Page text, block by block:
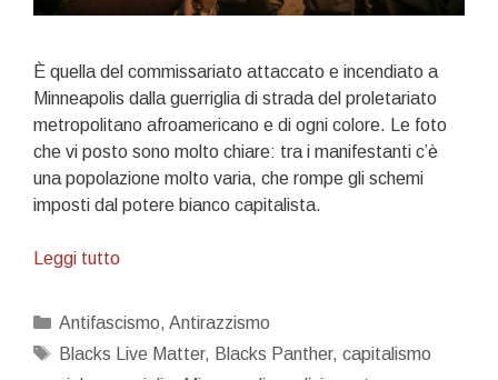
È quella del commissariato attaccato e incendiato a
Minneapolis dalla guerriglia di strada del proletariato
metropolitano afroamericano e di ogni colore. Le foto
che vi posto sono molto chiare: tra i manifestanti c’è
una popolazione molto varia, che rompe gli schemi
imposti dal potere bianco capitalista.
Leggi tuttoUna
Categorie
Antifascismo, Antirazzismo
Tag
Blacks Live Matter, Blacks Panther, capitalismo